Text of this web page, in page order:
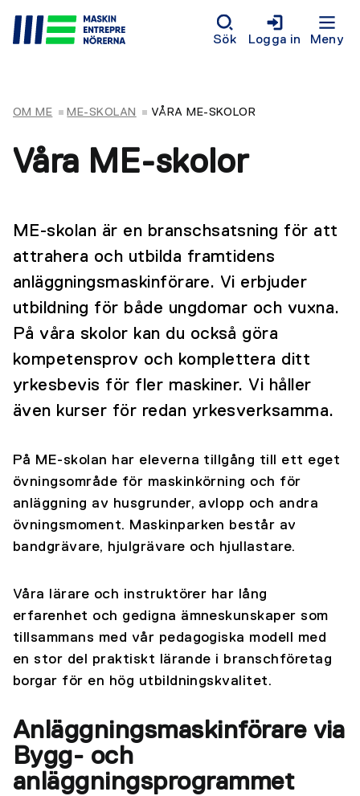
Sök Logga in Meny
OM ME ME-SKOLAN VÅRA ME-SKOLOR
Våra ME-skolor
ME­-skolan är en branschsatsning för att
attrahera och utbilda framtidens
anläggningsmaskinförare. Vi erbjuder
utbildning för både ungdomar och vuxna.
På våra skolor kan du också göra
kompetensprov och komplettera ditt
yrkesbevis för fler maskiner. Vi håller
även kurser för redan yrkesverksamma.
På ME-skolan har eleverna tillgång till ett eget
övningsområde för maskinkörning och för
anläggning av husgrunder, avlopp och andra
övningsmoment. Maskinparken består av
bandgrävare, hjulgrävare och hjullastare.
Våra lärare och instruktörer har lång
erfarenhet och gedigna ämneskunskaper som
tillsammans med vår pedagogiska modell med
en stor del praktiskt lärande i branschföretag
borgar för en hög utbildningskvalitet.
Anläggningsmaskinförare via
Bygg- och
anläggningsprogrammet